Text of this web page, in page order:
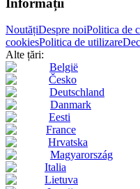
NoutățiDespre noiPolitica de
cookiesPolitica de utilizare
Alte țări:
België
Česko
Deutschland
Danmark
Eesti
France
Hrvatska
Magyarország
Italia
Lietuva